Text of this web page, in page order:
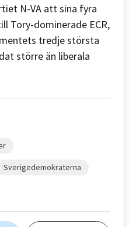
N-VA att sina fyra
Tory-dominerade ECR,
tredje största
större än liberala
Sverigedemokraterna